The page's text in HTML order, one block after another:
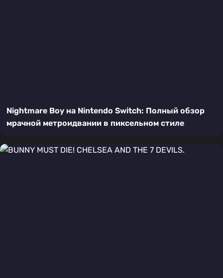
Nightmare Boy на Nintendo Switch: Полный обзор
мрачной метроидвании в пиксельном стиле